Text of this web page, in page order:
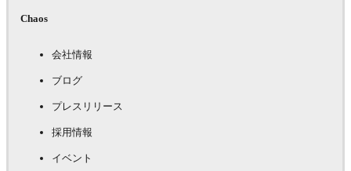
Chaos
会社情報
ブログ
プレスリリース
採用情報
イベント